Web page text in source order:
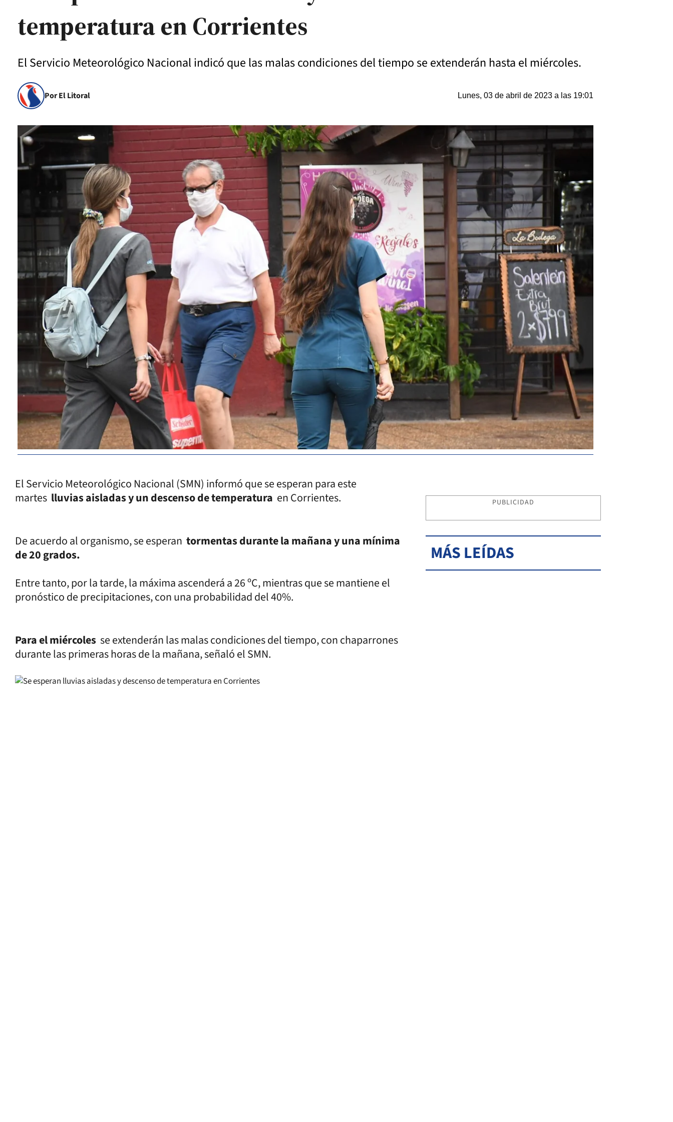
temperatura en Corrientes
El Servicio Meteorológico Nacional indicó que las malas condiciones del tiempo se extenderán hasta el miércoles.
Por El Litoral Lunes, 03 de abril de 2023 a las 19:01
El Servicio Meteorológico Nacional (SMN) informó que se esperan para este
martes lluvias aisladas y un descenso de temperatura en Corrientes.
De acuerdo al organismo, se esperan tormentas durante la mañana y una mínima
de 20 grados.
Entre tanto, por la tarde, la máxima ascenderá a 26 ºC, mientras que se mantiene el
pronóstico de precipitaciones, con una probabilidad del 40%.
Para el miércoles se extenderán las malas condiciones del tiempo, con chaparrones
durante las primeras horas de la mañana, señaló el SMN.
PUBLICIDAD
MÁS LEÍDAS